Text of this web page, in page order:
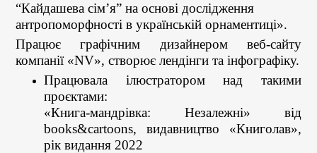
“Кайдашева сімʼя” на основі дослідження
антропоморфності в українській орнаментиці».
Працює графічним дизайнером веб-сайту
компанії «NV», створює лендінги та інфографіку.
Працювала ілюстратором над такими
проєктами:
«Книга-мандрівка: Незалежні» від
books&cartoons, видавництво «Книголав»,
рік видання 2022